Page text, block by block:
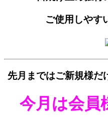
ご使用しやす
先月まではご新規様だ
今月は会員